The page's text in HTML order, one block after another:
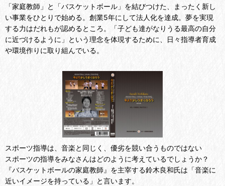
「家庭教師」と「バスケットボール」を結びつけた、まったく新し
い事業をひとりで始める。創業5年にして法人化を達成。夢を実現
する力はだれもが認めるところ。「子ども達がなりうる最高の自分
に近づけるように」という理念を体現するために、日々指導者育成
や環境作りに取り組んでいる。
スポーツ指導は、音楽と同じく、優劣を競い合うものではない
スポーツの指導をみなさんはどのように考えているでしょうか？
『バスケットボールの家庭教師』を主宰する鈴木良和氏は「音楽に
近いイメージを持っている」と言います。